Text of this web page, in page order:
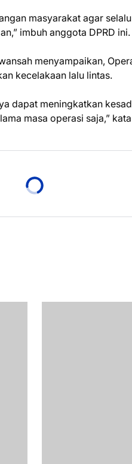
masyarakat agar
imbuh anggota DPRD ini.
menyampaikan,
kecelakaan lalu lintas.
dapat meningkatkan
masa operasi saja,”